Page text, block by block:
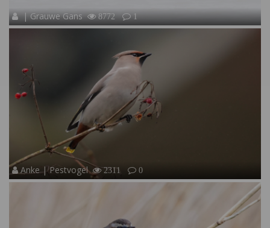
| Grauwe Gans 8772 1
Anke | Pestvogel 2311 0